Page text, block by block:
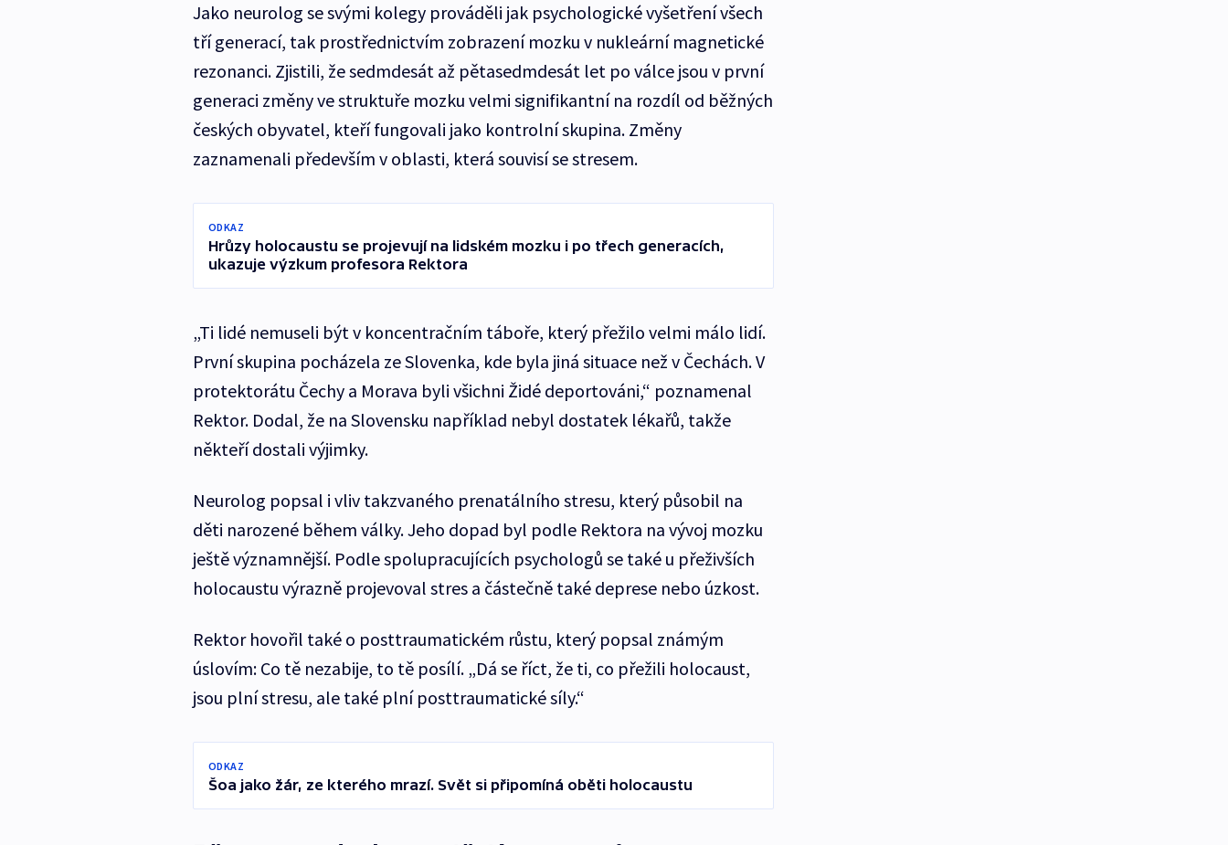
Jako neurolog se svými kolegy prováděli jak psychologické vyšetření všech
tří generací, tak prostřednictvím zobrazení mozku v nukleární magnetické
rezonanci. Zjistili, že sedmdesát až pětasedmdesát let po válce jsou v první
generaci změny ve struktuře mozku velmi signifikantní na rozdíl od běžných
českých obyvatel, kteří fungovali jako kontrolní skupina. Změny
zaznamenali především v oblasti, která souvisí se stresem.
ODKAZ
Hrůzy holocaustu se projevují na lidském mozku i po třech generacích,
ukazuje výzkum profesora Rektora
„Ti lidé nemuseli být v koncentračním táboře, který přežilo velmi málo lidí.
První skupina pocházela ze Slovenka, kde byla jiná situace než v Čechách. V
protektorátu Čechy a Morava byli všichni Židé deportováni,“ poznamenal
Rektor. Dodal, že na Slovensku například nebyl dostatek lékařů, takže
někteří dostali výjimky.
Neurolog popsal i vliv takzvaného prenatálního stresu, který působil na
děti narozené během války. Jeho dopad byl podle Rektora na vývoj mozku
ještě významnější. Podle spolupracujících psychologů se také u přeživších
holocaustu výrazně projevoval stres a částečně také deprese nebo úzkost.
Rektor hovořil také o posttraumatickém růstu, který popsal známým
úslovím: Co tě nezabije, to tě posílí. „Dá se říct, že ti, co přežili holocaust,
jsou plní stresu, ale také plní posttraumatické síly.“
ODKAZ
Šoa jako žár, ze kterého mrazí. Svět si připomíná oběti holocaustu